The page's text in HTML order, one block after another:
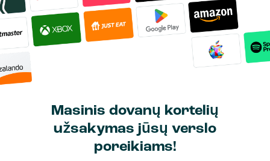
Masinis dovanų kortelių
užsakymas jūsų verslo
poreikiams!